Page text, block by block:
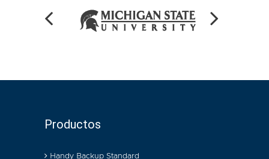
Productos
Handy Backup Standard